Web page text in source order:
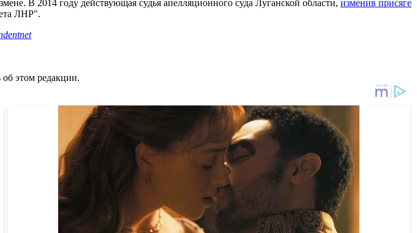
В 2014 году действующая судья апелляционного суда Луганской области, изменив присяге
ЛНР".
этом редакции.